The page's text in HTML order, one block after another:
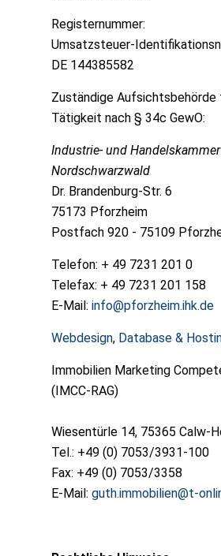
Registernummer:
Umsatzsteuer-
DE 144385582
Zuständige Aufsichtsbehörde
Tätigkeit nach § 34c GewO:
Industrie- und Handelskammer
Nordschwarzwald
Dr. Brandenburg-Str. 6
75173 Pforzheim
Postfach 920 - 75109
Telefon: + 49 7231 201 0
Telefax: + 49 7231 201 158
E-Mail: info@pforzheim.ihk.de
Webdesign, Database &
Immobilien Marketing
(IMCC-RAG)
Wiesentürle 14, 75365 Calw-
Tel.: +49 (0) 7053/3931-100
Fax: +49 (0) 7053/3358
E-Mail: guth.immobilien@t-